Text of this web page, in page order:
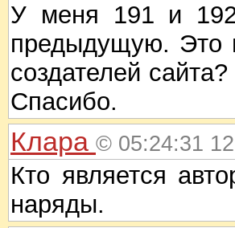
У меня 191 и 192
предыдущую. Это
создателей
Спасибо.
Клара © 05:24:31
Кто является
наряды.